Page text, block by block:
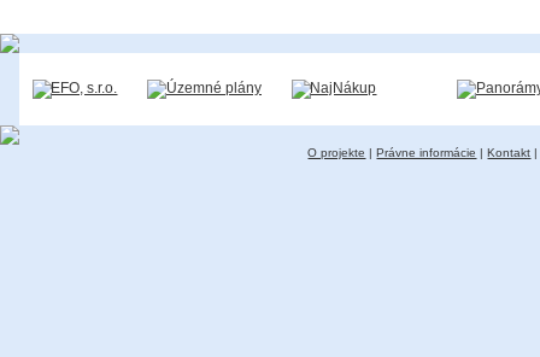
O projekte |Právne informácie |Kontakt